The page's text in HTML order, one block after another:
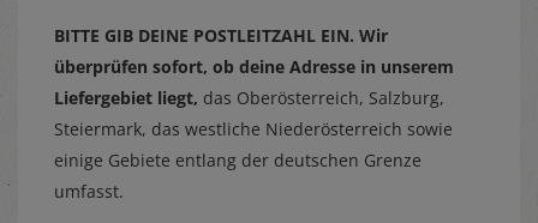
BITTE GIB DEINE POSTLEITZAHL EIN. Wir
überprüfen sofort, ob deine Adresse in unserem
Liefergebiet liegt, das Oberösterreich, Salzburg,
Steiermark, das westliche Niederösterreich sowie
einige Gebiete entlang der deutschen Grenze
umfasst.